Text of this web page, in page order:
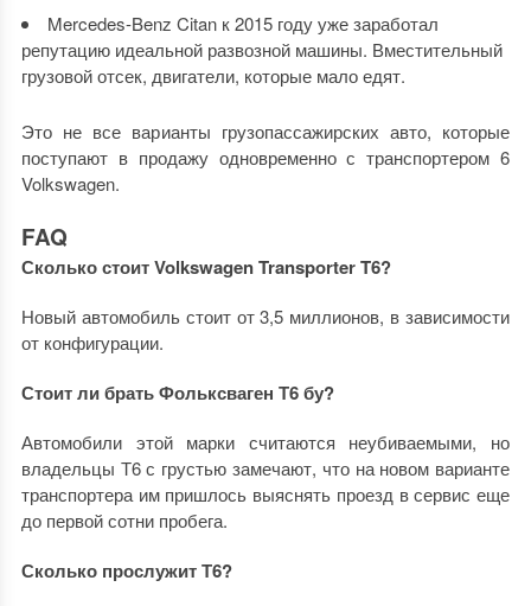
Mercedes-Benz Citan к 2015 году уже заработал
репутацию идеальной развозной машины. Вместительный
грузовой отсек, двигатели, которые мало едят.
Это не все варианты грузопассажирских авто, которые
поступают в продажу одновременно с транспортером 6
Volkswagen.
FAQ
Сколько стоит Volkswagen Transporter T6?
Новый автомобиль стоит от 3,5 миллионов, в зависимости
от конфигурации.
Стоит ли брать Фольксваген Т6 бу?
Автомобили этой марки считаются неубиваемыми, но
владельцы Т6 с грустью замечают, что на новом варианте
транспортера им пришлось выяснять проезд в сервис еще
до первой сотни пробега.
Сколько прослужит Т6?